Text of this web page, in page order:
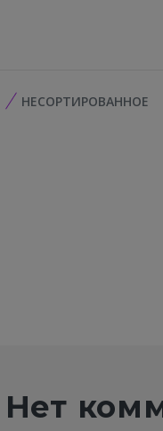
НЕСОРТИРОВАННОЕ
Нет